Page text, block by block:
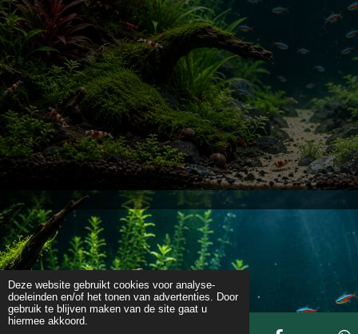
Deze website gebruikt cookies voor analyse-
doeleinden en/of het tonen van advertenties. Door
gebruik te blijven maken van de site gaat u
hiermee akkoord.